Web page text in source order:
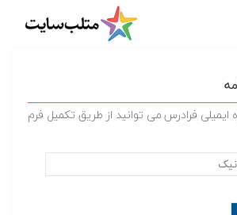
فرادرس می توانید از طریق تکمیل فرم